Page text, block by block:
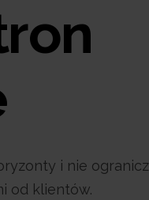
i nie
od klientów.